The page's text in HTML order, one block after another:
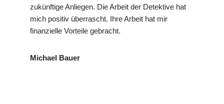
zukünftige Anliegen. Die Arbeit der Detektive hat
mich positiv überrascht. Ihre Arbeit hat mir
finanzielle Vorteile gebracht.
Michael Bauer